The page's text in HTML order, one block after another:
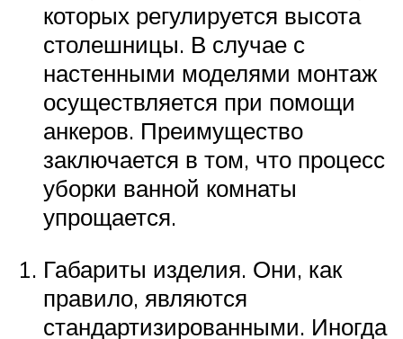
которых регулируется высота
столешницы. В случае с
настенными моделями монтаж
осуществляется при помощи
анкеров. Преимущество
заключается в том, что процесс
уборки ванной комнаты
упрощается.
Габариты изделия. Они, как
правило, являются
стандартизированными. Иногда